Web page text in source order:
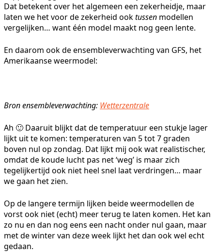
Dat betekent over het algemeen een zekerheidje, maar
laten we het voor de zekerheid ooktussen modellen
vergelijken… want één model maakt nog geen lente.
En daarom ook de ensembleverwachting van GFS, het
Amerikaanse weermodel:
Bron ensembleverwachting: Wetterzentrale
Ah 🙂 Daaruit blijkt dat de temperatuur een stukje lager
lijkt uit te komen: temperaturen van 5 tot 7 graden
boven nul op zondag. Dat lijkt mij ook wat realistischer,
omdat de koude lucht pas net ‘weg’ is maar zich
tegelijkertijd ook niet heel snel laat verdringen… maar
we gaan het zien.
Op de langere termijn lijken beide weermodellen de
vorst ook niet (echt) meer terug te laten komen. Het kan
zo nu en dan nog eens een nacht onder nul gaan, maar
met de winter van deze week lijkt het dan ook wel echt
gedaan.